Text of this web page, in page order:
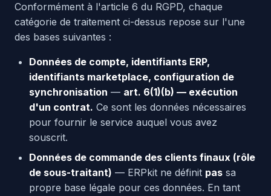
Conformément à l'article 6 du RGPD, chaque
catégorie de traitement ci-dessus repose sur l'une
des bases suivantes :
Données de compte, identifiants ERP,
identifiants marketplace, configuration de
synchronisation — art. 6(1)(b) — exécution
d'un contrat. Ce sont les données nécessaires
pour fournir le service auquel vous avez
souscrit.
Données de commande des clients finaux (rôle
de sous-traitant) — ERPkit ne définit pas sa
propre base légale pour ces données. En tant